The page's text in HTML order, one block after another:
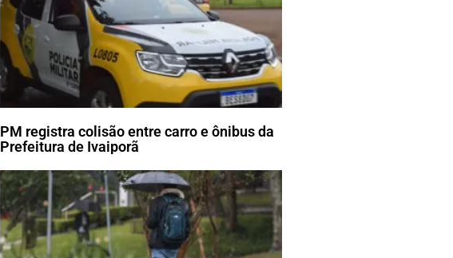
PM registra colisão entre carro e ônibus da
Prefeitura de Ivaiporã